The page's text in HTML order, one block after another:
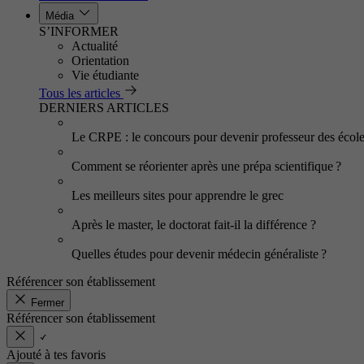
Média
S’INFORMER
Actualité
Orientation
Vie étudiante
Tous les articles
DERNIERS ARTICLES
Le CRPE : le concours pour devenir professeur des
Comment se réorienter après une prépa scientifique ?
Les meilleurs sites pour apprendre le grec
Après le master, le doctorat fait-il la différence ?
Quelles études pour devenir médecin généraliste ?
Référencer son établissement
Fermer
Référencer son établissement
Ajouté à tes favoris